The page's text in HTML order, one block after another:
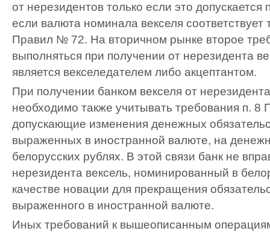
от нерезидентов только если это
если валюта номинала векселя соответствует
Правил № 72. На вторичном рынке второе
выполняться при получении от нерезидента
является векселедателем либо акцептантом.
При получении банком векселя от
необходимо также учитывать требования п.
допускающие изменения денежных
выраженных в иностранной валюте, на
белорусских рублях. В этой связи банк не
нерезидента вексель, номинированный в
качестве новации для прекращения
выраженного в иностранной валюте.
Иных требований к вышеописанным